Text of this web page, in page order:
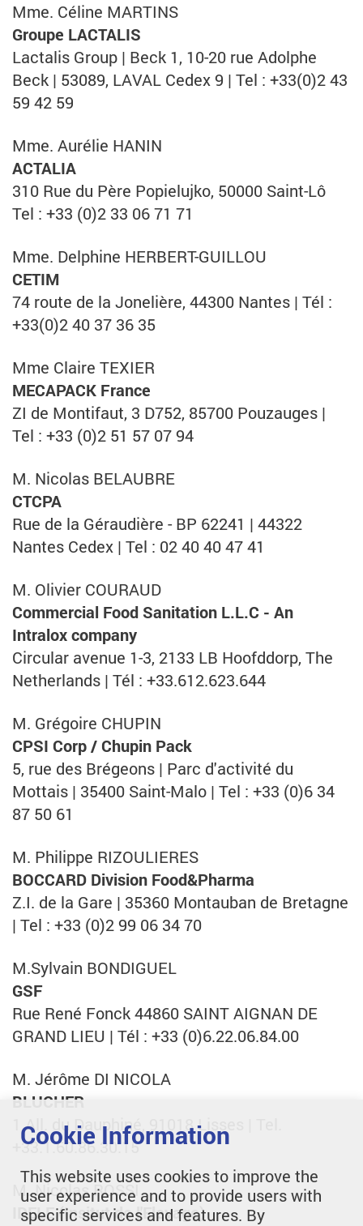
Mme. Céline MARTINS
Groupe LACTALIS
Lactalis Group | Beck 1, 10-20 rue Adolphe
Beck | 53089, LAVAL Cedex 9 | Tel : +33(0)2 43
59 42 59
Mme. Aurélie HANIN
ACTALIA
310 Rue du Père Popielujko, 50000 Saint-Lô
Tel : +33 (0)2 33 06 71 71
Mme. Delphine HERBERT-GUILLOU
CETIM
74 route de la Jonelière, 44300 Nantes | Tél :
+33(0)2 40 37 36 35
Mme Claire TEXIER
MECAPACK France
ZI de Montifaut, 3 D752, 85700 Pouzauges |
Tel : +33 (0)2 51 57 07 94
M. Nicolas BELAUBRE
CTCPA
Rue de la Géraudière - BP 62241 | 44322
Nantes Cedex | Tel : 02 40 40 47 41
M. Olivier COURAUD
Commercial Food Sanitation L.L.C - An
Intralox company
Circular avenue 1-3, 2133 LB Hoofddorp, The
Netherlands | Tél : +33.612.623.644
M. Grégoire CHUPIN
CPSI Corp / Chupin Pack
5, rue des Brégeons | Parc d'activité du
Mottais | 35400 Saint-Malo | Tel : +33 (0)6 34
87 50 61
M. Philippe RIZOULIERES
BOCCARD Division Food&Pharma
Z.I. de la Gare | 35360 Montauban de Bretagne
| Tel : +33 (0)2 99 06 34 70
M.Sylvain BONDIGUEL
GSF
Rue René Fonck 44860 SAINT AIGNAN DE
GRAND LIEU | Tél : +33 (0)6.22.06.84.00
M. Jérôme DI NICOLA
BLUCHER
1 All. du Dauphiné, 91018 Lisses | Tel.
+33.1.60.86.30.15
M. Nicolas ROSSI
IDELE (Insitut de l'Elevage)
Cookie Information
This website uses cookies to improve the
user experience and to provide users with
specific services and features. By